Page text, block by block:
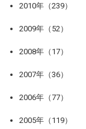
2010年（239）
2009年（52）
2008年（17）
2007年（36）
2006年（77）
2005年（119）